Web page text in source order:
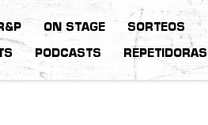
ON STAGE SORTEOS
PODCASTS REPETIDORAS